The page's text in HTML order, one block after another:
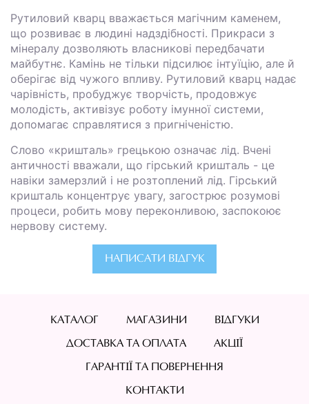
Рутиловий кварц вважається магічним каменем,
що розвиває в людині надздібності. Прикраси з
мінералу дозволяють власникові передбачати
майбутнє. Камінь не тільки підсилює інтуїцію, але й
оберігає від чужого впливу. Рутиловий кварц надає
чарівність, пробуджує творчість, продовжує
молодість, активізує роботу імунної системи,
допомагає справлятися з пригніченістю.
Слово «кришталь» грецькою означає лід. Вчені
античності вважали, що гірський кришталь - це
навіки замерзлий і не розтоплений лід. Гірський
кришталь концентрує увагу, загострює розумові
процеси, робить мову переконливою, заспокоює
нервову систему.
НАПИСАТИ ВІДГУК
КАТАЛОГ МАГАЗИНИ ВІДГУКИ
ДОСТАВКА ТА ОПЛАТА АКЦІЇ
ГАРАНТІЇ ТА ПОВЕРНЕННЯ
КОНТАКТИ